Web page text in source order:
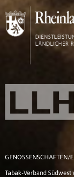
GENOSSENSCHAFTEN/
Tabak-Verband Südwest